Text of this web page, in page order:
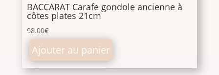
BACCARAT Carafe gondole ancienne à
côtes plates 21cm
98.00€
Ajouter au panier